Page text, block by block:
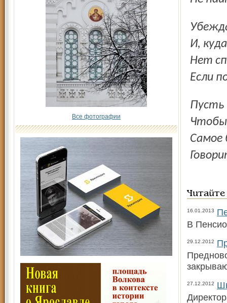
Все фотографии
И,
Нет
Если
Самое
16.01.2013
В
29.12.2012
27.12.2012